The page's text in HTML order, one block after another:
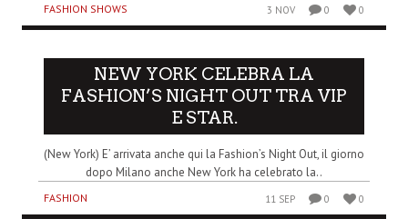
FASHION SHOWS 3 NOV 0 0
NEW YORK CELEBRA LA
FASHION’S NIGHT OUT TRA VIP
E STAR.
(New York) E’ arrivata anche qui la Fashion’s Night Out, il giorno
dopo Milano anche New York ha celebrato la..
FASHION 11 SEP 0 0